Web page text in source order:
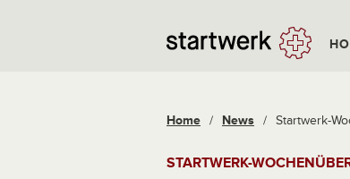
Home / News / Startwerk-
STARTWERK-